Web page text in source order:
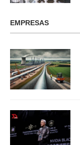
EMPRESAS